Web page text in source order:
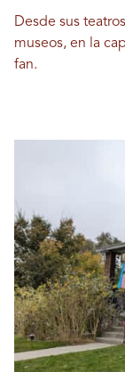
Desde sus
museos, en la
fan.